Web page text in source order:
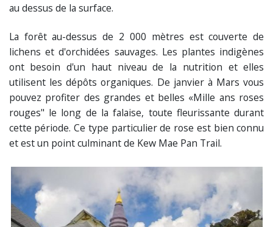
au dessus de la surface.
La forêt au-dessus de 2 000 mètres est couverte de
lichens et d'orchidées sauvages. Les plantes indigènes
ont besoin d'un haut niveau de la nutrition et elles
utilisent les dépôts organiques. De janvier à Mars vous
pouvez profiter des grandes et belles «Mille ans roses
rouges" le long de la falaise, toute fleurissante durant
cette période. Ce type particulier de rose est bien connu
et est un point culminant de Kew Mae Pan Trail.